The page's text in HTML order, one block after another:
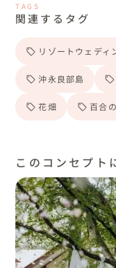
TAGS
関連するタグ
リゾートウェディ
沖永良部島
花畑 百合
このコンセプト